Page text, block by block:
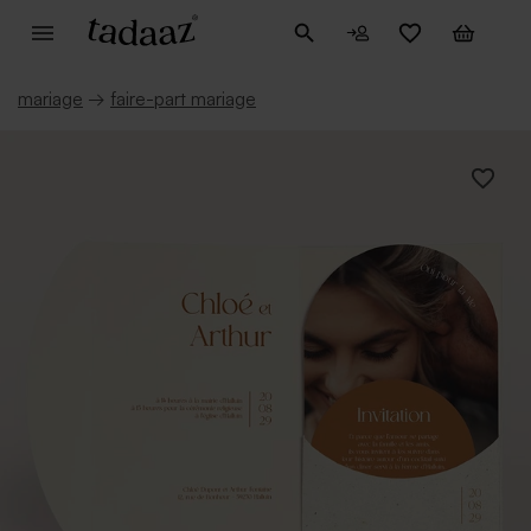
mariage → faire-part mariage